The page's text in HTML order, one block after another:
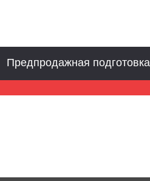
Предпродажная подготовка